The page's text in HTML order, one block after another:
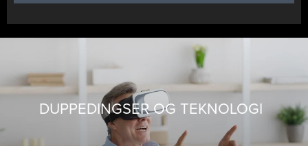
DUPPEDINGSER OG TEKNOLOGI